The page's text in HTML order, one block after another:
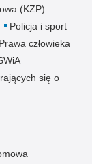
(KZP)
Policja i sport
Prawa człowieka
się o